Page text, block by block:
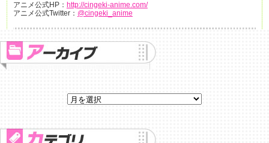
アニメ公式HP： http://cingeki-anime.com/
アニメ公式Twitter： @cingeki_anime